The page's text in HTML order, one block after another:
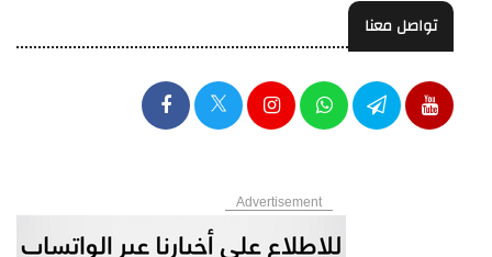
تواصل معنا
Advertisement